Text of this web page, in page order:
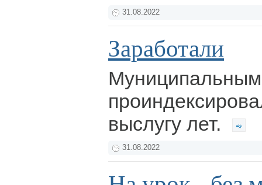
31.08.2022
Заработали
выслугу лет.
31.08.2022